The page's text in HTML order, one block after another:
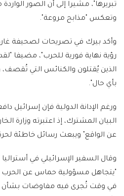
تبريرها"، مشيرا إلى أن الصور
وتعكس "مذابح مروعة".
وأكد بيرك في تصريحات لصحيفة
رؤية نهاية فورية للحرب"، مضيفا
الذين يُقتلون والكنائس التي تُقصف،
بأي حال".
ورغم الإدانة الدولية فإن
البيان المشترك، إذ اعتبرته وزارة
عن الواقع" ويبعث رسائل خاطئة
وقال السفير الإسرائيلي في
"يتجاهل مسؤولية حماس عن الحرب
في وقت تُجرى فيه مفاوضات بشأن